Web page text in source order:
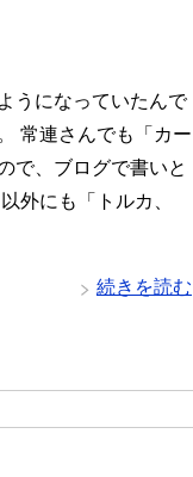
うになっていたんで
常連さんでも「カー
で、ブログで書いと
外にも「トルカ、
続きを読む